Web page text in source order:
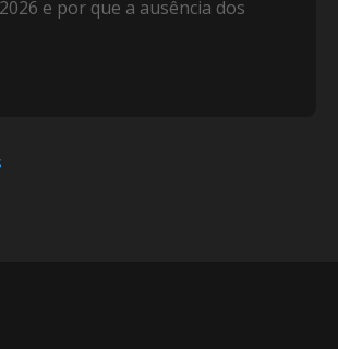
e por que a ausência dos